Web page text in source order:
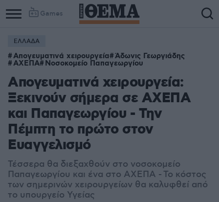
Games
Column
1
Column
2
ΕΛΛΑΔΑ
Απογευματινά χειρουργεία Άδωνις Γεωργιάδης
ΑΧΕΠΑ Νοσοκομείο Παπαγεωργίου
Απογευματινά χειρουργεία:
Ξεκινούν σήμερα σε ΑΧΕΠΑ
και Παπαγεωργίου - Την
Πέμπτη το πρώτο στον
Ευαγγελισμό
Τέσσερα θα διεξαχθούν στο νοσοκομείο
Παπαγεωργίου και ένα στο ΑΧΕΠΑ - Το κόστος
των σημερινών χειρουργείων θα καλυφθεί από
το υπουργείο Υγείας